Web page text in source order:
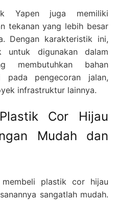
Yapen juga memiliki
tekanan yang lebih besar
Dengan karakteristik ini,
digunakan dalam
membutuhkan bahan
pada pengecoran jalan,
infrastruktur lainnya.
Cor Hijau
Mudah dan
plastik cor hijau
sangatlah mudah.